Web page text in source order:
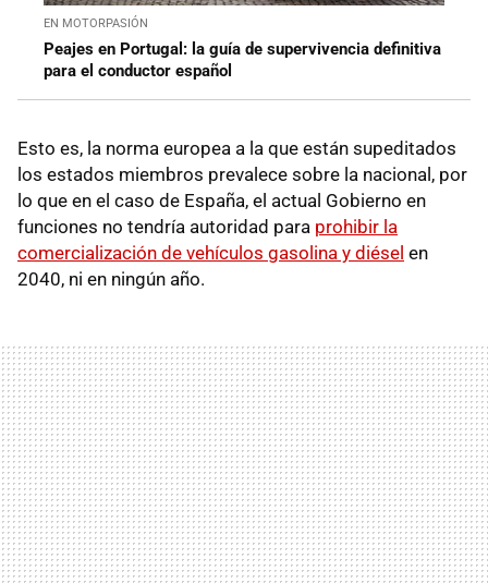
EN MOTORPASIÓN
Peajes en Portugal: la guía de supervivencia definitiva
para el conductor español
Esto es, la norma europea a la que están supeditados
los estados miembros prevalece sobre la nacional, por
lo que en el caso de España, el actual Gobierno en
funciones no tendría autoridad para prohibir la
comercialización de vehículos gasolina y diésel en
2040, ni en ningún año.